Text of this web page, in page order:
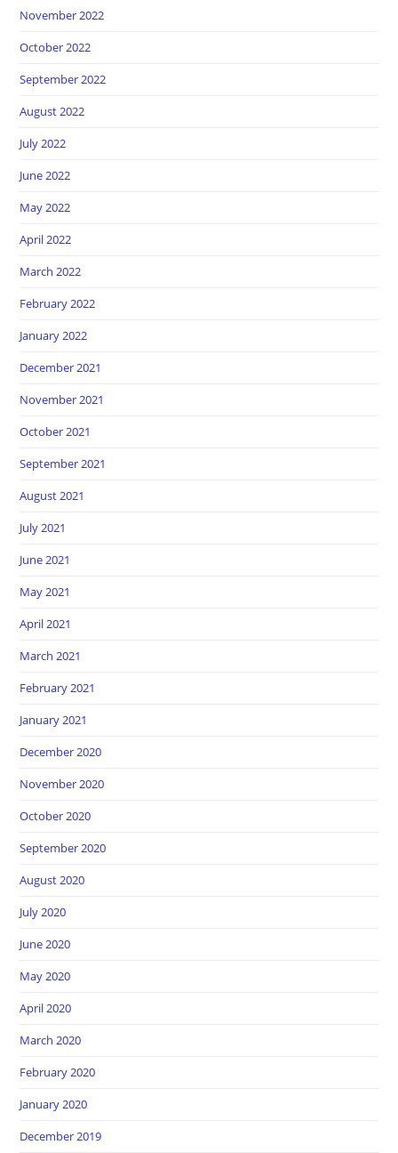
November 2022
October 2022
September 2022
August 2022
July 2022
June 2022
May 2022
April 2022
March 2022
February 2022
January 2022
December 2021
November 2021
October 2021
September 2021
August 2021
July 2021
June 2021
May 2021
April 2021
March 2021
February 2021
January 2021
December 2020
November 2020
October 2020
September 2020
August 2020
July 2020
June 2020
May 2020
April 2020
March 2020
February 2020
January 2020
December 2019